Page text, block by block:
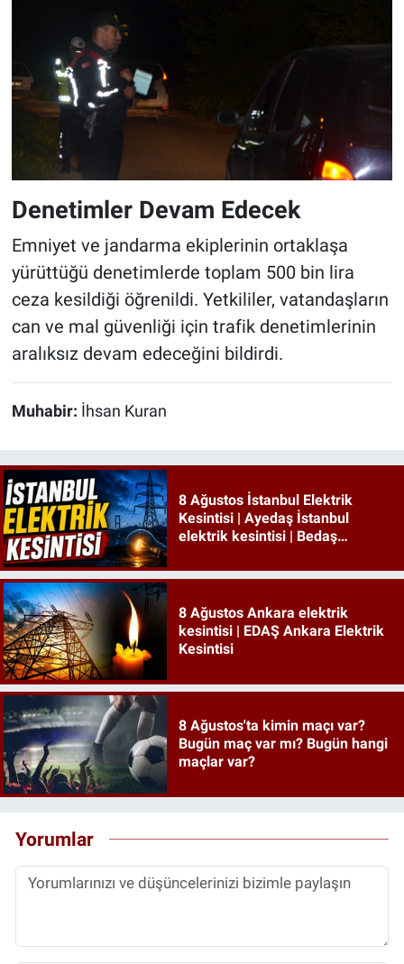
Denetimler Devam Edecek
Emniyet ve jandarma ekiplerinin ortaklaşa
yürüttüğü denetimlerde toplam 500 bin lira
ceza kesildiği öğrenildi. Yetkililer, vatandaşların
can ve mal güvenliği için trafik denetimlerinin
aralıksız devam edeceğini bildirdi.
Muhabir: İhsan Kuran
8 Ağustos İstanbul Elektrik
Kesintisi | Ayedaş İstanbul
elektrik kesintisi | Bedaş
8 Ağustos Ankara elektrik
kesintisi | EDAŞ Ankara Elektrik
Kesintisi
8 Ağustos'ta kimin maçı var?
Bugün maç var mı? Bugün hangi
maçlar var?
Yorumlar